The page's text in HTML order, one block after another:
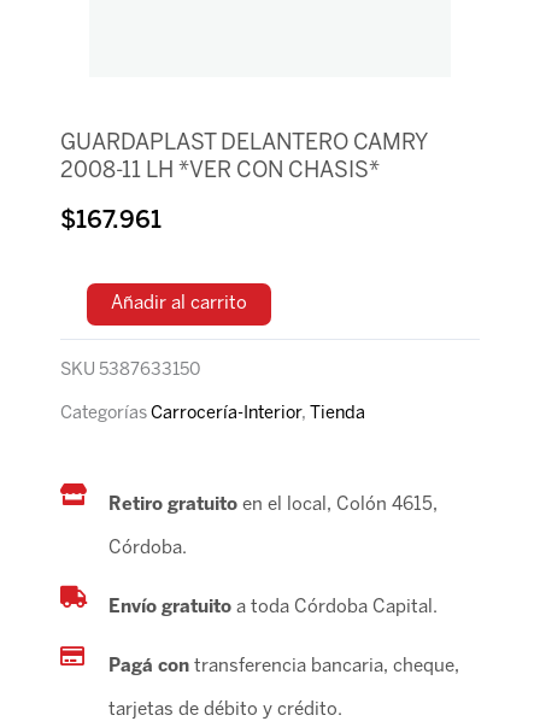
GUARDAPLAST DELANTERO CAMRY
2008-11 LH *VER CON CHASIS*
$167.961
Añadir al carrito
SKU 5387633150
Categorías Carrocería-Interior, Tienda
Retiro gratuito en el local, Colón 4615,
Córdoba.
Envío gratuitoa toda Córdoba Capital.
Pagá contransferencia bancaria, cheque,
tarjetas de débito y crédito.